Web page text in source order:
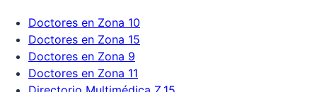
Doctores en Zona 10
Doctores en Zona 15
Doctores en Zona 9
Doctores en Zona 11